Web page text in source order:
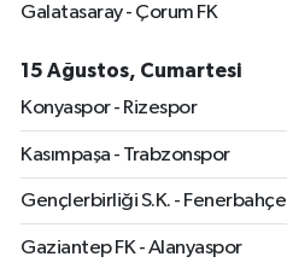
Galatasaray - Çorum FK
15 Ağustos, Cumartesi
Konyaspor - Rizespor
Kasımpaşa - Trabzonspor
Gençlerbirliği S.K. - Fenerbahçe
Gaziantep FK - Alanyaspor